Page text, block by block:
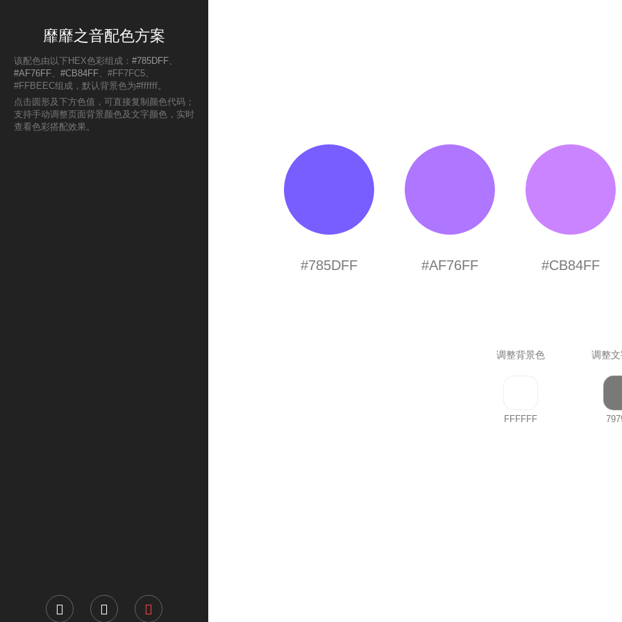
靡靡之音配色方案
该配色由以下HEX色彩组成： #785DFF、
#AF76FF、 #CB84FF、#FF7FC5、
#FFBEEC组成，默认背景色为#ffffff。
点击圆形及下方色值，可直接复制颜色代码；
支持手动调整页面背景颜色及文字颜色，实时
查看色彩搭配效果。
#785DFF #AF76FF #CB84FF
调整背景色 调整